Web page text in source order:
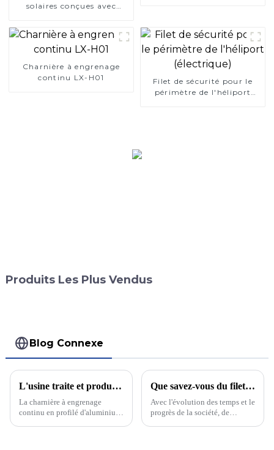
solaires conçues avec
Charnière à engrenage
continu LX-H01
Filet de sécurité pour le
périmètre de l'héliport
Produits Les Plus Vendus
Blog Connexe
L'usine traite et produit de grandes quantités de charnières à engrenages continus.
La charnière à engrenage
continu en profilé d'aluminium
Que savez-vous du filet de sécurité du levage automatique ?
Avec l'évolution des temps et le
progrès de la société, de